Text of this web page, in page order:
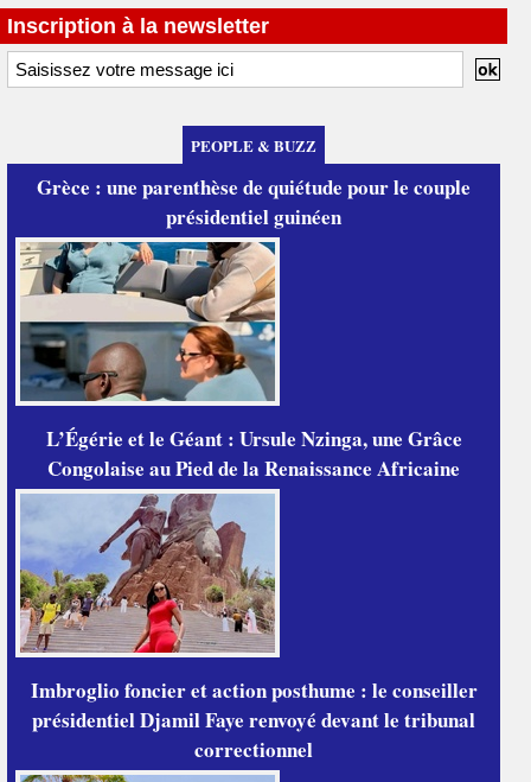
Inscription à la newsletter
PEOPLE & BUZZ
Grèce : une parenthèse de quiétude pour le couple
présidentiel guinéen
L’Égérie et le Géant : Ursule Nzinga, une Grâce
Congolaise au Pied de la Renaissance Africaine
Imbroglio foncier et action posthume : le conseiller
présidentiel Djamil Faye renvoyé devant le tribunal
correctionnel